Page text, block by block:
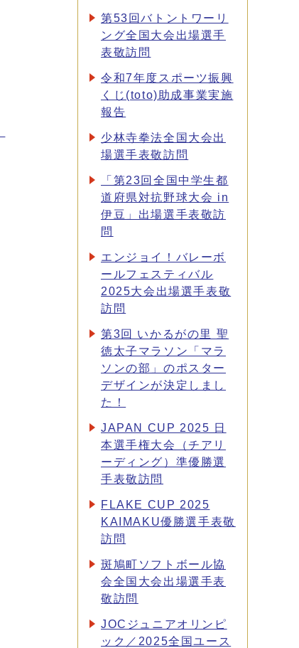
第53回バトントワーリ
ング全国大会出場選手
表敬訪問
令和7年度スポーツ振興
くじ(toto)助成事業実施
報告
少林寺拳法全国大会出
場選手表敬訪問
「第23回全国中学生都
道府県対抗野球大会 in
伊豆」出場選手表敬訪
問
エンジョイ！バレーボ
ールフェスティバル
2025大会出場選手表敬
訪問
第3回 いかるがの里 聖
徳太子マラソン「マラ
ソンの部」のポスター
デザインが決定しまし
た！
JAPAN CUP 2025 日
本選手権大会（チアリ
ーディング）準優勝選
手表敬訪問
FLAKE CUP 2025
KAIMAKU優勝選手表敬
訪問
斑鳩町ソフトボール協
会全国大会出場選手表
敬訪問
JOCジュニアオリンピ
ック／2025全国ユース